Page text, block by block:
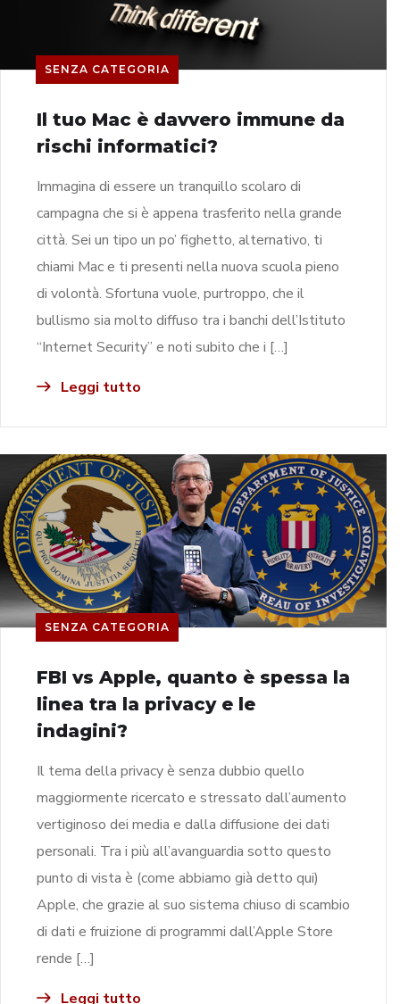
SENZA CATEGORIA
Il tuo Mac è davvero immune da
rischi informatici?
Immagina di essere un tranquillo scolaro di
campagna che si è appena trasferito nella grande
città. Sei un tipo un po’ fighetto, alternativo, ti
chiami Mac e ti presenti nella nuova scuola pieno
di volontà. Sfortuna vuole, purtroppo, che il
bullismo sia molto diffuso tra i banchi dell’Istituto
“Internet Security” e noti subito che i […]
Leggi tutto
SENZA CATEGORIA
FBI vs Apple, quanto è spessa la
linea tra la privacy e le
indagini?
Il tema della privacy è senza dubbio quello
maggiormente ricercato e stressato dall’aumento
vertiginoso dei media e dalla diffusione dei dati
personali. Tra i più all’avanguardia sotto questo
punto di vista è (come abbiamo già detto qui)
Apple, che grazie al suo sistema chiuso di scambio
di dati e fruizione di programmi dall’Apple Store
rende […]
Leggi tutto